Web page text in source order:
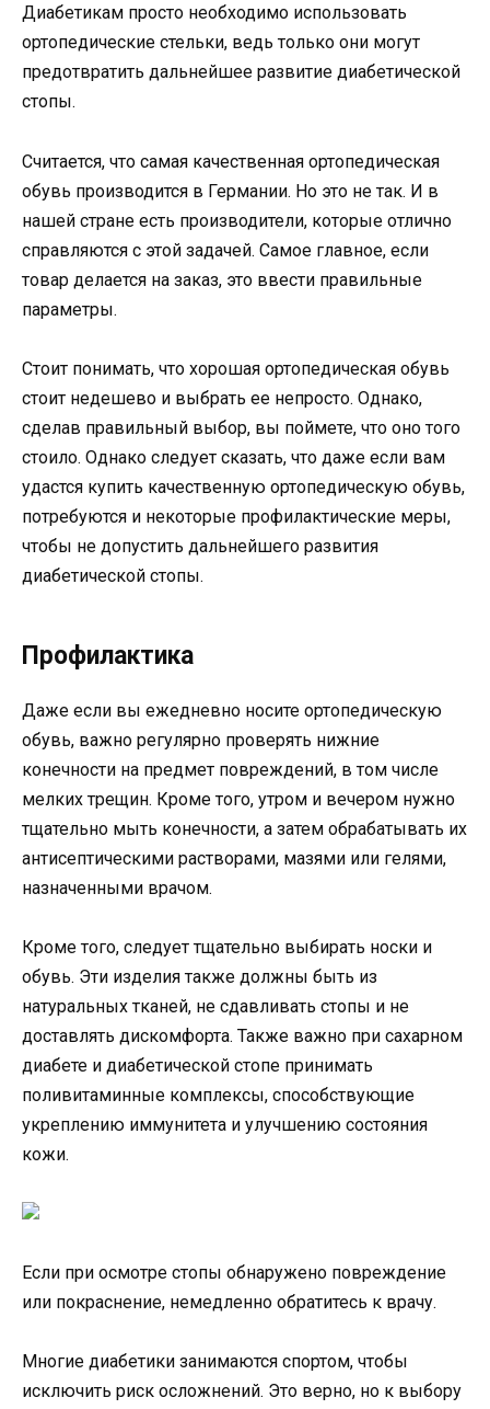
Диабетикам просто необходимо использовать
ортопедические стельки, ведь только они могут
предотвратить дальнейшее развитие диабетической
стопы.
Считается, что самая качественная ортопедическая
обувь производится в Германии. Но это не так. И в
нашей стране есть производители, которые отлично
справляются с этой задачей. Самое главное, если
товар делается на заказ, это ввести правильные
параметры.
Стоит понимать, что хорошая ортопедическая обувь
стоит недешево и выбрать ее непросто. Однако,
сделав правильный выбор, вы поймете, что оно того
стоило. Однако следует сказать, что даже если вам
удастся купить качественную ортопедическую обувь,
потребуются и некоторые профилактические меры,
чтобы не допустить дальнейшего развития
диабетической стопы.
Профилактика
Даже если вы ежедневно носите ортопедическую
обувь, важно регулярно проверять нижние
конечности на предмет повреждений, в том числе
мелких трещин. Кроме того, утром и вечером нужно
тщательно мыть конечности, а затем обрабатывать их
антисептическими растворами, мазями или гелями,
назначенными врачом.
Кроме того, следует тщательно выбирать носки и
обувь. Эти изделия также должны быть из
натуральных тканей, не сдавливать стопы и не
доставлять дискомфорта. Также важно при сахарном
диабете и диабетической стопе принимать
поливитаминные комплексы, способствующие
укреплению иммунитета и улучшению состояния
кожи.
Если при осмотре стопы обнаружено повреждение
или покраснение, немедленно обратитесь к врачу.
Многие диабетики занимаются спортом, чтобы
исключить риск осложнений. Это верно, но к выбору